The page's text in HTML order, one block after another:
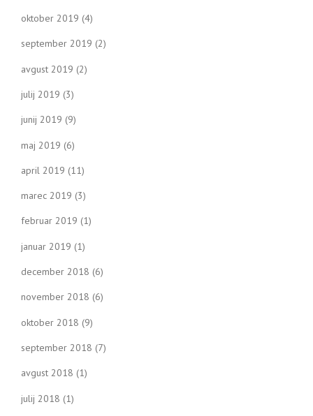
oktober 2019 (4)
september 2019 (2)
avgust 2019 (2)
julij 2019 (3)
junij 2019 (9)
maj 2019 (6)
april 2019 (11)
marec 2019 (3)
februar 2019 (1)
januar 2019 (1)
december 2018 (6)
november 2018 (6)
oktober 2018 (9)
september 2018 (7)
avgust 2018 (1)
julij 2018 (1)